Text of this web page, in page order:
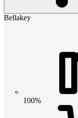
Bellakey
100%